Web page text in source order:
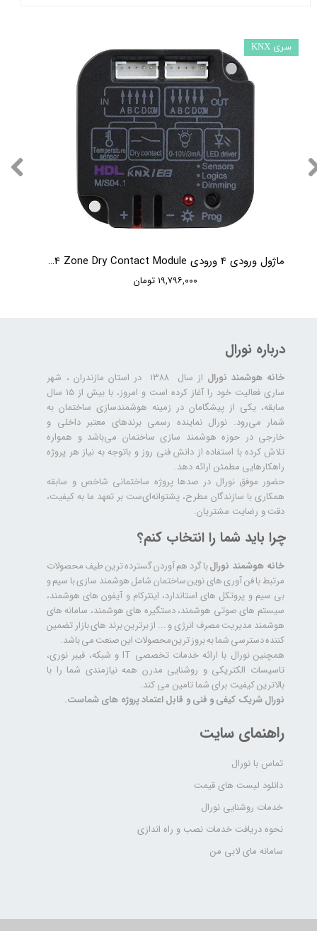
★★★★★
★★★★ ماژول ورودی 4 ورودی KNX HDL 4 Zone Dry Contact Module
۱۹,۷۹۶,۰۰۰ تومان
سری KNX
درباره نورال
خانه هوشمند نورال
از سال ۱۳۸۸ در استان مازندران ، شهر
ساری فعالیت خود را آغاز کرده است و امروز، با بیش از ۱۵ سال
سابقه، یکی از پیشگامان در زمینه هوشمندسازی ساختمان به
شمار می‌رود. نورال نماینده رسمی برندهای معتبر داخلی و
خارجی در حوزه هوشمند سازی ساختمان می‌باشد و همواره
تلاش کرده با استفاده از دانش فنی روز و باتوجه به نیاز هر پروژه
راهکارهایی مطمئن ارائه دهد.
حضور موفق نورال در صدها پروژه‌ ساختمانی شاخص و سابقه
همکاری با سازندگان مطرح، پشتوانه‌ای‌ست بر تعهد ما به کیفیت،
دقت و رضایت مشتریان.
راهنمای سایت
تماس با نورال
دانلود لیست های قیمت
خدمات روشنایی نورال
نحوه دریافت خدمات نصب و راه اندازی
سامانه مای لابی من
چرا باید شما را انتخاب کنم؟
خانه هوشمند نورالبا گرد هم آوردن گسترده ترین طیف محصولات
مرتبط با فن آوری های نوین ساختمان شامل هوشمند سازی با سیم و
بی سیم و پروتکل های استاندارد، اینترکام و آیفون های هوشمند،
سیستم های صوتی هوشمند، دستگیره های هوشمند، سامانه های
هوشمند مدیریت مصرف انرژی و ... از برترین برند های بازار تضمین
کننده دسترسی شما به بروز ترین محصولات این صنعت می باشد.
همچنین نورال با ارائه خدمات تخصصی IT و شبکه، فیبر نوری،
تاسیسات الکتریکی و روشنایی مدرن همه نیازمندی شما را با
بالاترین کیفیت برای شما تامین می کند.
نورال شریک کیفی و فنی و قابل اعتماد پروژه های شماست.